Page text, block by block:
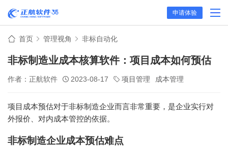
申请体验
首页 管理视角 非标自动化
非标制造业成本核算软件：项目成本如何预估
作者：正航软件 2023-08-17 项目管理 成本管理
项目成本预估对于非标制造企业而言非常重要，是企业实行对
外报价、对内成本管控的依据。
非标制造企业成本预估难点